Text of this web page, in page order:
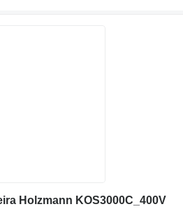
Holzmann KOS3000C_400V